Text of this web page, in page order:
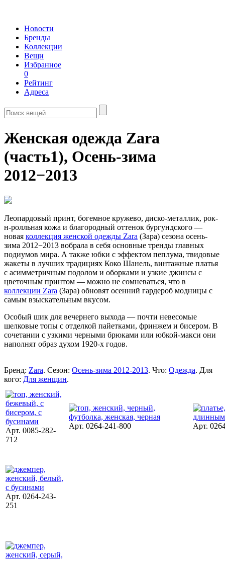
Новости
Бренды
Коллекции
Вещи
Избранное
0
Рейтинг
Адреса
Женская одежда Zara
(часть1), Осень-зима
2012−2013
Леопардовый принт, богемное кружево, диско-металлик, рок-
н-ролльная кожа и благородный оттенок бургундского —
новая коллекция женской одежды Zara (Зара) сезона осень-
зима 2012−2013 вобрала в себя основные тренды главных
подиумов мира. А также юбки с эффектом пеплума, твидовые
жакеты в лучших традициях Коко Шанель, винтажные платья
с асимметричным подолом и оборками и узкие джинсы с
цветочным принтом — можно не сомневаться, что в
коллекции Zara (Зара) обновят осенний гардероб модницы с
самым взыскательным вкусом.
Особый шик для вечернего выхода — почти невесомые
шелковые топы с отделкой пайетками, фринжем и бисером. В
сочетании с узкими черными брюками или юбкой-макси они
наполнят образ духом 1920-x годов.
Бренд: Zara. Сезон: Осень-зима 2012-2013. Что: Одежда. Для
кого: Для женщин.
Арт. 0085-282-
712
Арт. 0264-241-800 Арт.
Арт. 0264-243-
251